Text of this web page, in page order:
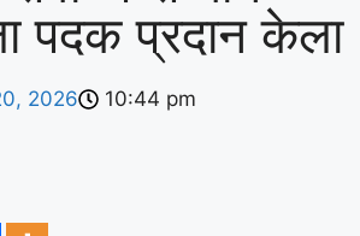
पदक प्रदान केला
2026
10:44 pm